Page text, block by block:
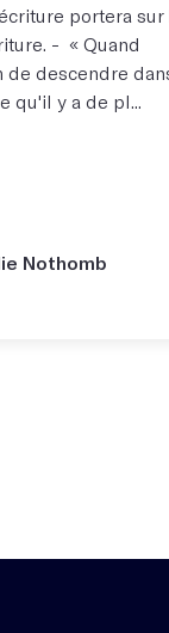
portera sur
- « Quand
de descendre
qu'il y a de pl...
Nothomb